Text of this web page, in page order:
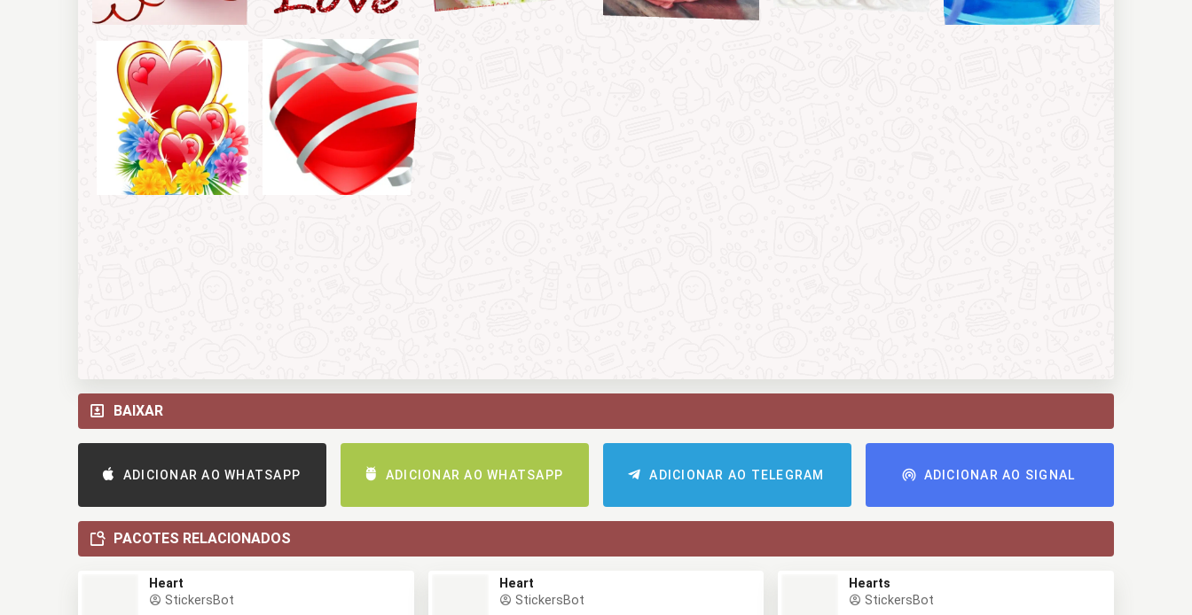
BAIXAR
ADICIONAR AO WHATSAPP ADICIONAR AO WHATSAPP ADICIONAR AO TELEGRAM ADICIONAR AO SIGNAL
PACOTES RELACIONADOS
Heart
StickersBot
Heart
StickersBot
Hearts
StickersBot